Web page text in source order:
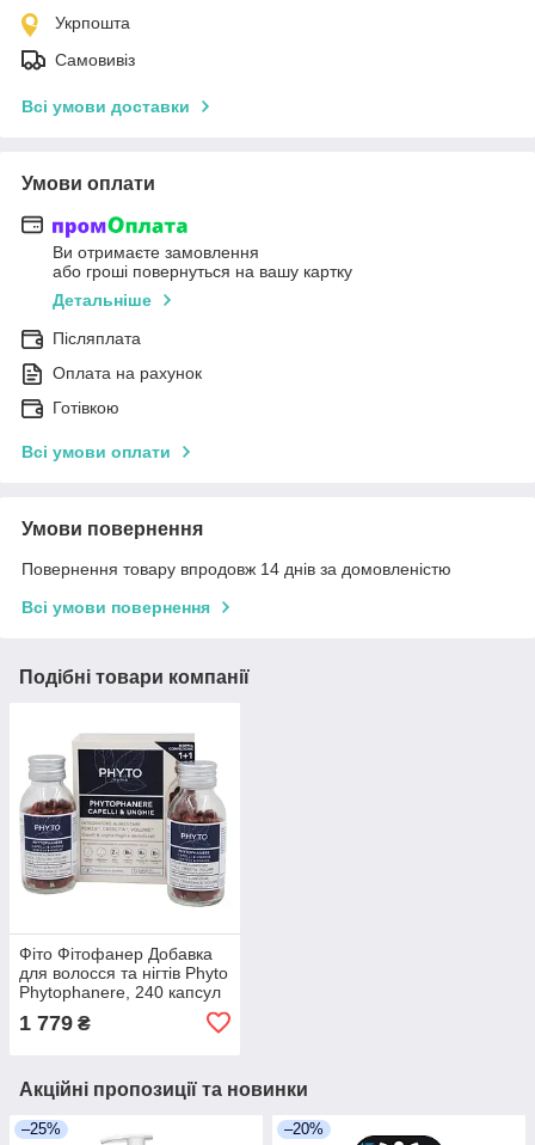
Укрпошта
Самовивіз
Всі умови доставки
Умови оплати
Ви отримаєте замовлення
або гроші повернуться на вашу картку
Детальніше
Післяплата
Оплата на рахунок
Готівкою
Всі умови оплати
Умови повернення
Повернення товару впродовж 14 днів за домовленістю
Всі умови повернення
Подібні товари компанії
Фіто Фітофанер Добавка
для волосся та нігтів Phyto
Phytophanere, 240 капсул
1 779 ₴
Акційні пропозиції та новинки
–25% –20%